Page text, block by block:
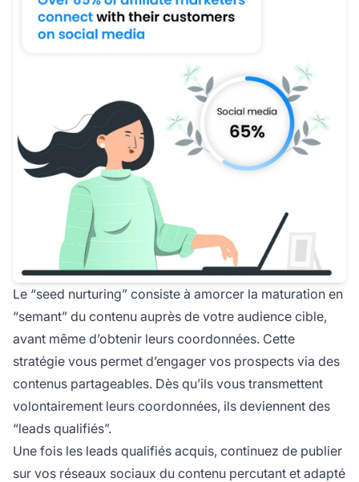
Le “seed nurturing” consiste à amorcer la maturation en
“semant” du contenu auprès de votre audience cible,
avant même d’obtenir leurs coordonnées. Cette
stratégie vous permet d’engager vos prospects via des
contenus partageables. Dès qu’ils vous transmettent
volontairement leurs coordonnées, ils deviennent des
“leads qualifiés”.
Une fois les leads qualifiés acquis, continuez de publier
sur vos réseaux sociaux du contenu percutant et adapté